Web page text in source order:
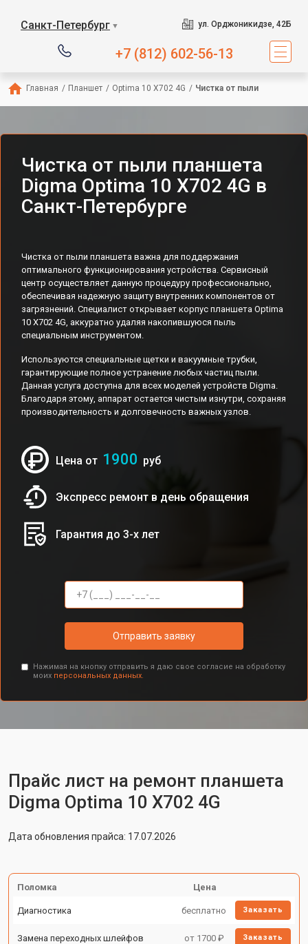
Санкт-Петербург ▼ ул. Орджоникидзе, 42Б
+7 (812) 602-56-13
Главная / Планшет / Optima 10 X702 4G / Чистка от пыли
Чистка от пыли планшета
Digma Optima 10 X702 4G в
Санкт-Петербурге
Чистка от пыли планшета важна для поддержания
оптимального функционирования устройства. Сервисный
центр осуществляет данную процедуру профессионально,
обеспечивая надежную защиту внутренних компонентов от
загрязнений. Специалист открывает корпус планшета Optima
10 X702 4G, аккуратно удаляя накопившуюся пыль
специальным инструментом.
Используются специальные щетки и вакуумные трубки,
гарантирующие полное устранение любых частиц пыли.
Данная услуга доступна для всех моделей устройств Digma.
Благодаря этому, аппарат остается чистым изнутри, сохраняя
производительность и долговечность важных узлов.
Цена от 1900 руб
Экспресс ремонт в день обращения
Гарантия до 3-х лет
Отправить заявку
Нажимая на кнопку отправить я даю свое согласие на обработку
моих персональных данных.
Прайс лист на ремонт планшета
Digma Optima 10 X702 4G
Дата обновления прайса: 17.07.2026
Поломка Цена
Диагностика бесплатно Заказать
Замена переходных шлейфов от 1700 ₽ Заказать